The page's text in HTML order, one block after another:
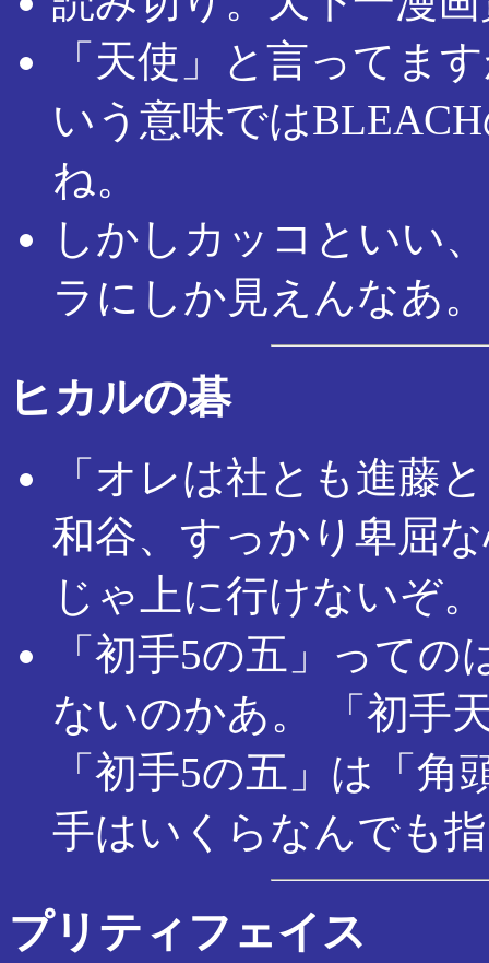
「天使」と言ってま
いう意味では
ね。
しかしカッコといい
ラにしか見えんなあ。
ヒカルの碁
「オレは社とも進藤
和谷、すっかり卑屈
じゃ上に行けないぞ。
「初手5の五」って
ないのかあ。 「初手
「初手5の五」は「
手はいくらなんでも
プリティフェイス